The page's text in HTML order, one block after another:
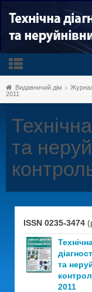
Видавничий дім
2011
та
ISSN 0235-3474
та
2011